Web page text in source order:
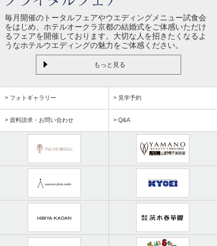
毎月開催のトータルフェアやウエディングメニュー試食会
をはじめ、ホテルオークラ京都の結婚式をご体感いただけ
るフェアを開催しております。大切な人を招きたくなるよ
うなホテルウエディングの魅力をご体感ください。
もっと見る
> フォトギャラリー > 見学予約
> 資料請求・お問い合わせ > Q&A